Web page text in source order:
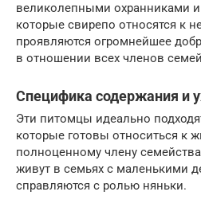
великолепными охранниками
которые свирепо относятся к
проявляются огромнейшее
в отношении всех членов
Специфика содержания и
Эти питомцы идеально
которые готовы относиться к
полноценному члену
живут в семьях с маленькими
справляются с ролью няньки.